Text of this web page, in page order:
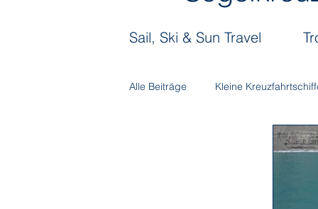
Alle Beiträge Kleine
Aurora
HX
Sail, Ski & Sun Travel